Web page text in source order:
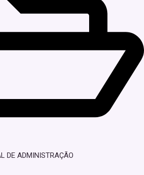
DE ADMINISTRAÇÃO